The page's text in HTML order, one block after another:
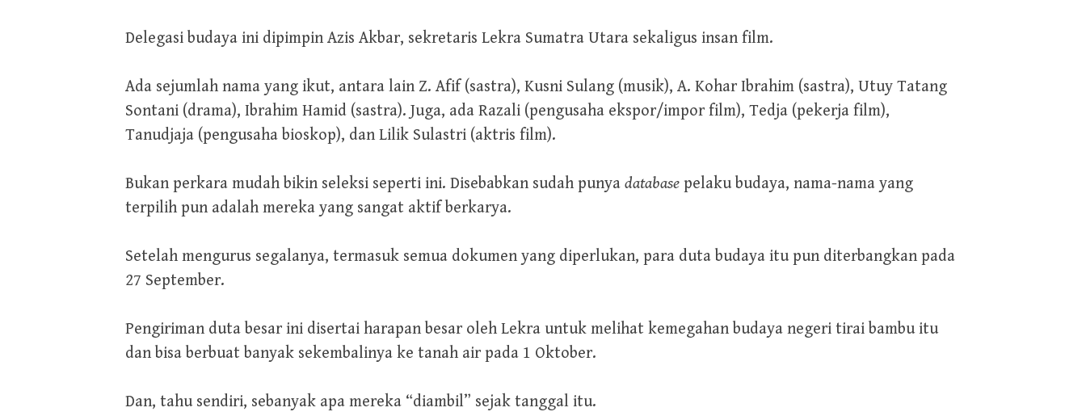
Delegasi budaya ini dipimpin Azis Akbar, sekretaris Lekra Sumatra Utara sekaligus insan film.
Ada sejumlah nama yang ikut, antara lain Z. Afif (sastra), Kusni Sulang (musik), A. Kohar Ibrahim (sastra), Utuy Tatang
Sontani (drama), Ibrahim Hamid (sastra). Juga, ada Razali (pengusaha ekspor/impor film), Tedja (pekerja film),
Tanudjaja (pengusaha bioskop), dan Lilik Sulastri (aktris film).
Bukan perkara mudah bikin seleksi seperti ini. Disebabkan sudah punya databasepelaku budaya, nama-nama yang
terpilih pun adalah mereka yang sangat aktif berkarya.
Setelah mengurus segalanya, termasuk semua dokumen yang diperlukan, para duta budaya itu pun diterbangkan pada
27 September.
Pengiriman duta besar ini disertai harapan besar oleh Lekra untuk melihat kemegahan budaya negeri tirai bambu itu
dan bisa berbuat banyak sekembalinya ke tanah air pada 1 Oktober.
Dan, tahu sendiri, sebanyak apa mereka “diambil” sejak tanggal itu.